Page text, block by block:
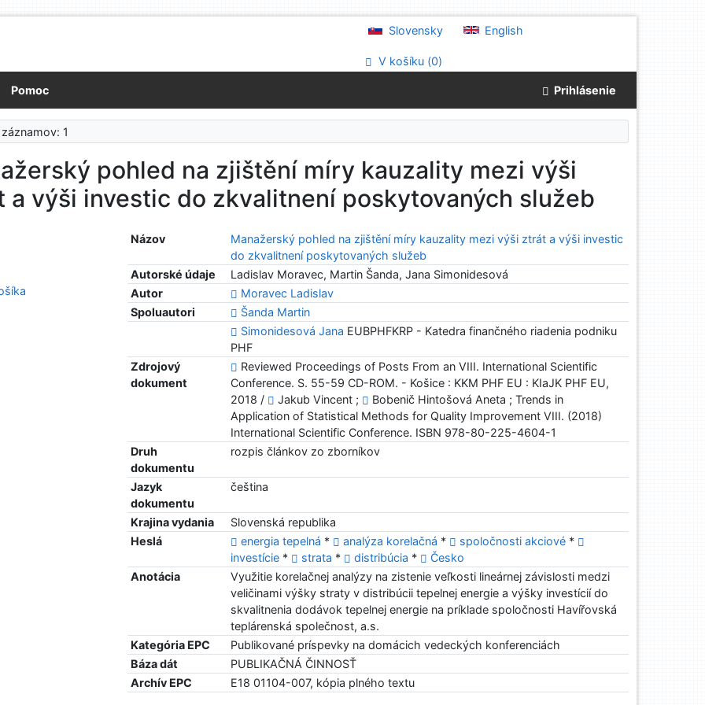
Slovensky English
V košíku (0)
Pomoc Prihlásenie
1
pohled na zjištění míry kauzality mezi výši
a výši investic do zkvalitnení poskytovaných služeb
Názov
Manažerský pohled na zjištění míry kauzality mezi výši ztrát a výši investic
do zkvalitnení poskytovaných služeb
Autorské údaje
Ladislav Moravec, Martin Šanda, Jana Simonidesová
Autor
Moravec Ladislav
Spoluautori
Šanda Martin
Simonidesová Jana EUBPHFKRP - Katedra finančného riadenia podniku
PHF
Zdrojový
dokument
Reviewed Proceedings of Posts From an VIII. International Scientific
Conference. S. 55-59 CD-ROM. - Košice : KKM PHF EU : KIaJK PHF EU,
2018 /
Jakub Vincent ;
Bobenič Hintošová Aneta ; Trends in
Application of Statistical Methods for Quality Improvement VIII. (2018)
International Scientific Conference. ISBN 978-80-225-4604-1
Druh
dokumentu
rozpis článkov zo zborníkov
Jazyk
dokumentu
čeština
Krajina vydania
Slovenská republika
Heslá
energia tepelná * analýza korelačná * spoločnosti akciové *
investície * strata * distribúcia *
Česko
Anotácia
Využitie korelačnej analýzy na zistenie veľkosti lineárnej závislosti medzi
veličinami výšky straty v distribúcii tepelnej energie a výšky investícií do
skvalitnenia dodávok tepelnej energie na príklade spoločnosti Havířovská
teplárenská společnost, a.s.
Kategória EPC
Publikované príspevky na domácich vedeckých konferenciách
Báza dát
PUBLIKAČNÁ ČINNOSŤ
Archív EPC
E18 01104-007, kópia plného textu